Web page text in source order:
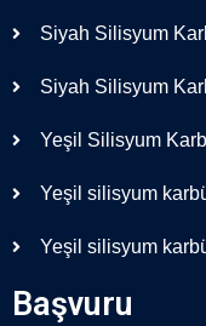
Siyah Silisyum
Siyah Silisyum
Yeşil Silisyum
Yeşil silisyum
Yeşil silisyum
Başvuru